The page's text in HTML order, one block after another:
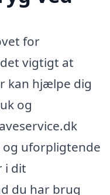
for
vigtigt at
kan hjælpe dig
og
uforpligtende
i dit
du har brug